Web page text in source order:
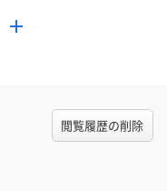
閲覧履歴の削除